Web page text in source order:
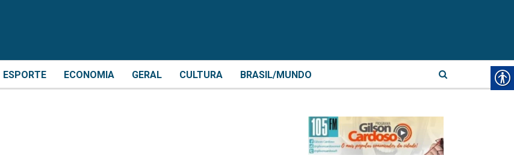
ESPORTE ECONOMIA GERAL CULTURA BRASIL/MUNDO